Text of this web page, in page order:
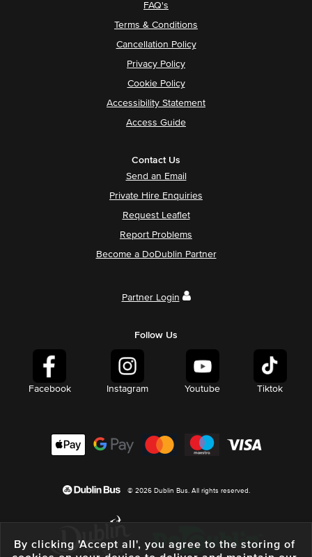
FAQ's
Terms & Conditions
Cancellation Policy
Privacy Policy
Cookie Policy
Accessibility Statement
Access Guide
Contact Us
Send an Email
Private Hire Enquiries
Request Leaflet
Report Problems
Become a DoDublin Partner
Partner Login
Follow Us
Facebook Instagram Youtube Tiktok
© 2026 Dublin Bus. All rights reserved.
By clicking 'Accept all', you agree to the storing of